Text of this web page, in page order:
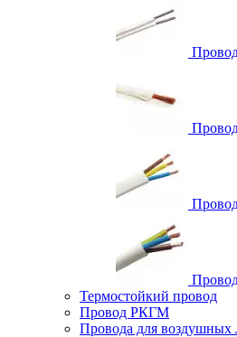
Термостойкий провод
Провод РКГМ
Провода для